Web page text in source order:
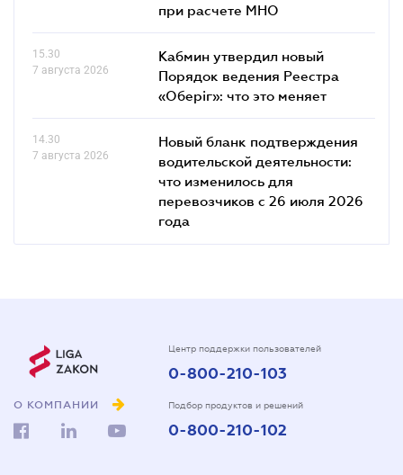
при расчете МНО
15.30
7 августа 2026
Кабмин утвердил новый
Порядок ведения Реестра
«Оберіг»: что это меняет
14.30
7 августа 2026
Новый бланк подтверждения
водительской деятельности:
что изменилось для
перевозчиков с 26 июля 2026
года
О КОМПАНИИ
Центр поддержки пользователей
0-800-210-103
Подбор продуктов и решений
0-800-210-102